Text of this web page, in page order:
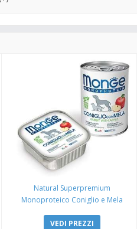
Natural Superpremium
Monoproteico Coniglio e Mela
VEDI PREZZI